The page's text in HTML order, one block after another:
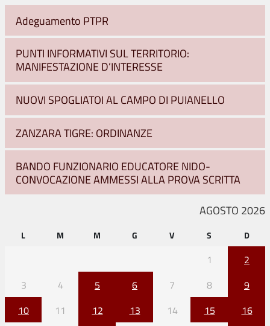
Adeguamento PTPR
PUNTI INFORMATIVI SUL TERRITORIO:
MANIFESTAZIONE D’INTERESSE
NUOVI SPOGLIATOI AL CAMPO DI PUIANELLO
ZANZARA TIGRE: ORDINANZE
BANDO FUNZIONARIO EDUCATORE NIDO-
CONVOCAZIONE AMMESSI ALLA PROVA SCRITTA
AGOSTO 2026
L M M G V S D
1
2
3
4 5 6 7 8
9
10
11 12 13 14 15
16